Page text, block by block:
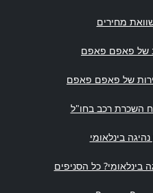
מחירים
של פאפם פאפם
של פאפם פאפם
השכרת רכב בחו"ל
בינלאומי
בינלאומי? כל הסניפים